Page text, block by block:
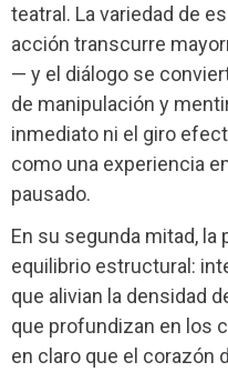
teatral. La variedad de
acción transcurre
— y el diálogo se
de manipulación y
inmediato ni el giro
como una experiencia
pausado.
En su segunda mitad,
equilibrio estructural:
que alivian la densidad
que profundizan en los
en claro que el corazón